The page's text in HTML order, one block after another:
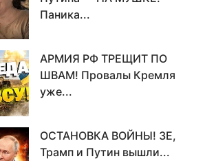
Паника...
АРМИЯ РФ ТРЕЩИТ ПО
ШВАМ! Провалы Кремля
уже...
ОСТАНОВКА ВОЙНЫ! ЗЕ,
Трамп и Путин вышли...